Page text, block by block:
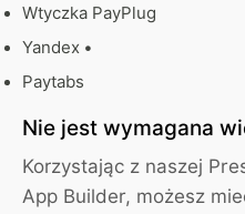
Wtyczka PayPlug
Yandex •
Paytabs
Nie jest wymagana
Korzystając z naszej
App Builder, możesz